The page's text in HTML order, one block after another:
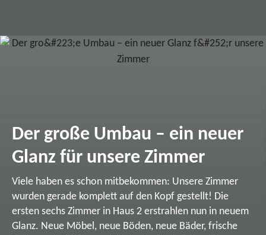
Der große Umbau – ein neuer
Glanz für unsere Zimmer
Viele haben es schon mitbekommen: Unsere Zimmer
wurden gerade komplett auf den Kopf gestellt! Die
ersten sechs Zimmer in Haus 2 erstrahlen nun in neuem
Glanz. Neue Möbel, neue Böden, neue Bäder, frische